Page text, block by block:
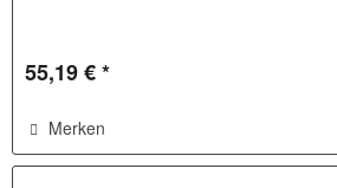
55,19 € *
Merken